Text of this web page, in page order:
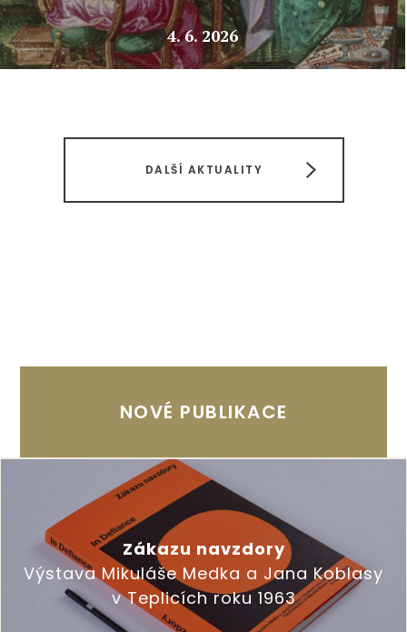
4. 6. 2026
DALŠÍ AKTUALITY
NOVÉ PUBLIKACE
Zákazu navzdory
Výstava Mikuláše Medka a Jana Koblasy
v Teplicích roku 1963